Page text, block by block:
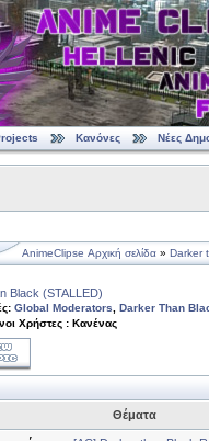
Κανόνες Νέες
AnimeClipse Αρχική σελίδα » Darker
Black (STALLED)
Global Moderators
Darker Than
Χρήστες : Κανένας
Θέματα